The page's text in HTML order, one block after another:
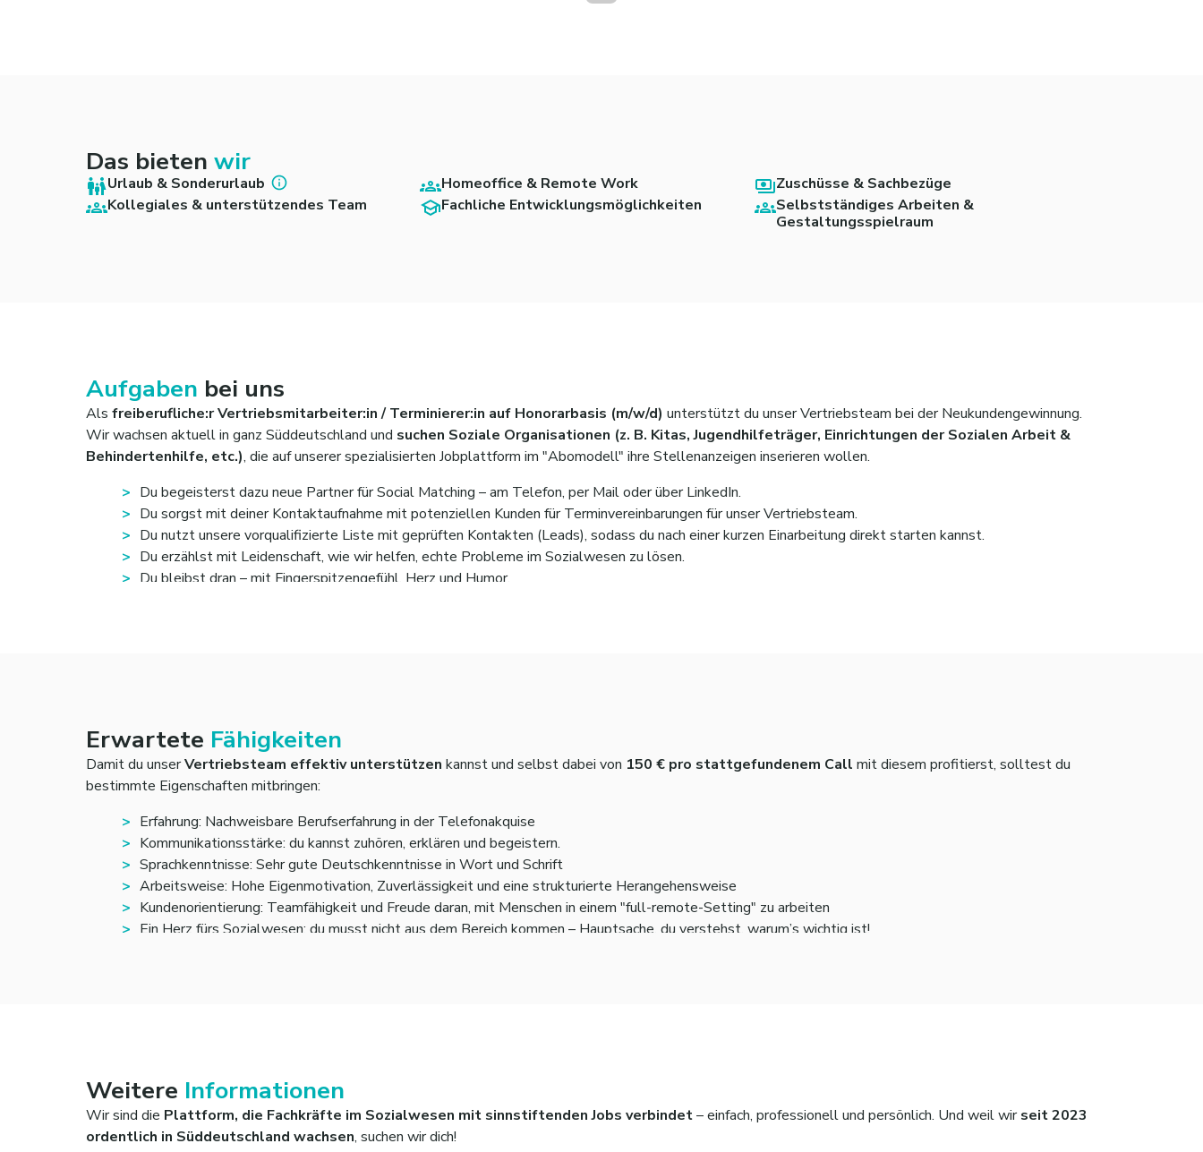
Das bieten wir
Urlaub & Sonderurlaub Homeoffice & Remote Work
Zuschüsse & Sachbezüge
Kollegiales & unterstützendes Team
Fachliche Entwicklungsmöglichkeiten
Selbstständiges Arbeiten &
Gestaltungsspielraum
Aufgaben bei uns
Als freiberufliche:r Vertriebsmitarbeiter:in / Terminierer:in auf Honorarbasis (m/w/d) unterstützt du unser Vertriebsteam bei der Neukundengewinnung.
Wir wachsen aktuell in ganz Süddeutschland und suchen Soziale Organisationen (z. B. Kitas, Jugendhilfeträger, Einrichtungen der Sozialen Arbeit &
Behindertenhilfe, etc.), die auf unserer spezialisierten Jobplattform im "Abomodell" ihre Stellenanzeigen inserieren wollen.
Du begeisterst dazu neue Partner für Social Matching – am Telefon, per Mail oder über LinkedIn.
Du sorgst mit deiner Kontaktaufnahme mit potenziellen Kunden für Terminvereinbarungen für unser Vertriebsteam.
Du nutzt unsere vorqualifizierte Liste mit geprüften Kontakten (Leads), sodass du nach einer kurzen Einarbeitung direkt starten kannst.
Du erzählst mit Leidenschaft, wie wir helfen, echte Probleme im Sozialwesen zu lösen.
Du bleibst dran – mit Fingerspitzengefühl, Herz und Humor.
Erwartete Fähigkeiten
Damit du unserVertriebsteam effektiv unterstützen kannst und selbst dabei von 150 € pro stattgefundenem Call mit diesem profitierst, solltest du
bestimmte Eigenschaften mitbringen:
Erfahrung: Nachweisbare Berufserfahrung in der Telefonakquise
Kommunikationsstärke: du kannst zuhören, erklären und begeistern.
Sprachkenntnisse: Sehr gute Deutschkenntnisse in Wort und Schrift
Arbeitsweise: Hohe Eigenmotivation, Zuverlässigkeit und eine strukturierte Herangehensweise
Kundenorientierung: Teamfähigkeit und Freude daran, mit Menschen in einem "full-remote-Setting" zu arbeiten
Ein Herz fürs Sozialwesen: du musst nicht aus dem Bereich kommen – Hauptsache, du verstehst, warum’s wichtig ist!
Weitere Informationen
Wir sind die Plattform, die Fachkräfte im Sozialwesen mit sinnstiftenden Jobs verbindet– einfach, professionell und persönlich. Und weil wirseit 2023
ordentlich in Süddeutschland wachsen, suchen wir dich!